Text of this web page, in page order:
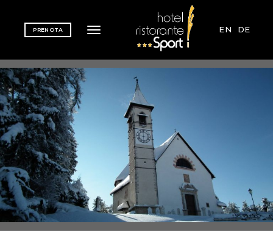
Toggle navigation EN DE
PRENOTA